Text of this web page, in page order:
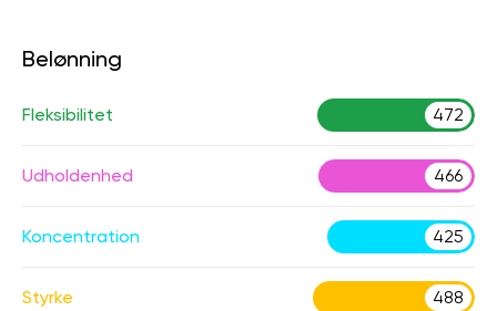
Belønning
Fleksibilitet 472
Udholdenhed 466
Koncentration 425
Styrke 488